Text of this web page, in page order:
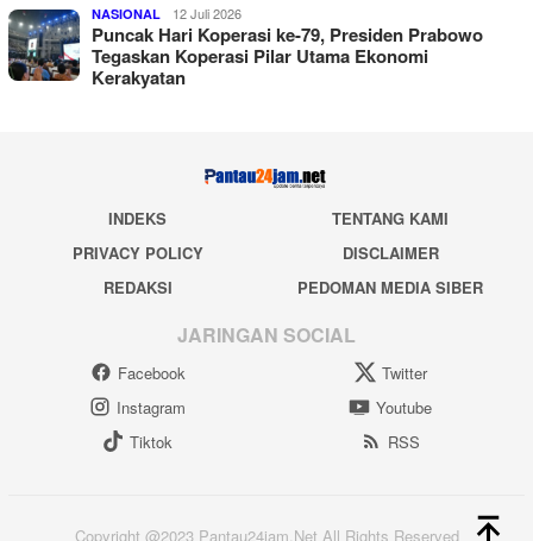
NASIONAL 12 Juli 2026
Puncak Hari Koperasi ke-79, Presiden Prabowo
Tegaskan Koperasi Pilar Utama Ekonomi
Kerakyatan
INDEKS
TENTANG KAMI
PRIVACY POLICY
DISCLAIMER
REDAKSI
PEDOMAN MEDIA SIBER
JARINGAN SOCIAL
Facebook
Twitter
Instagram
Youtube
Tiktok
RSS
Copyright @2023 Pantau24jam.Net All Rights Reserved